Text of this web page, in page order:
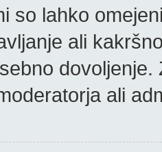
so lahko
ali
ali